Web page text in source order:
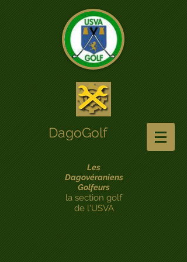
DagoGolf
Les
Dagovéraniens
Golfeurs
la section golf
de l'USVA